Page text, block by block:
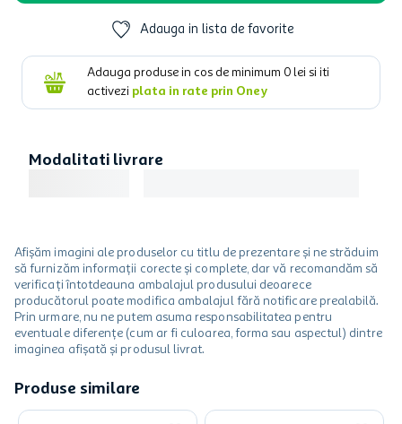
Adauga in lista de favorite
Adauga produse in cos de minimum 0 lei si iti
activezi plata in rate prin Oney
Modalitati livrare
Afișăm imagini ale produselor cu titlu de prezentare și ne străduim
să furnizăm informații corecte și complete, dar vă recomandăm să
verificați întotdeauna ambalajul produsului deoarece
producătorul poate modifica ambalajul fără notificare prealabilă.
Prin urmare, nu ne putem asuma responsabilitatea pentru
eventuale diferențe (cum ar fi culoarea, forma sau aspectul) dintre
imaginea afișată și produsul livrat.
Produse similare